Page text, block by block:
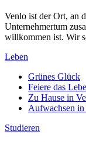
Venlo ist der Ort, an
Unternehmertum
willkommen ist. Wir
Leben
Grünes Glück
Feiere das
Zu Hause in
Aufwachsen
Studieren